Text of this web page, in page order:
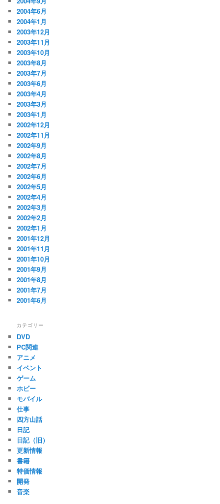
2004年6月
2004年1月
2003年12月
2003年11月
2003年10月
2003年8月
2003年7月
2003年6月
2003年4月
2003年3月
2003年1月
2002年12月
2002年11月
2002年9月
2002年8月
2002年7月
2002年6月
2002年5月
2002年4月
2002年3月
2002年2月
2002年1月
2001年12月
2001年11月
2001年10月
2001年9月
2001年8月
2001年7月
2001年6月
カテゴリー
DVD
PC関連
アニメ
イベント
ゲーム
ホビー
モバイル
仕事
四方山話
日記
日記（旧）
更新情報
書籍
特価情報
開発
音楽